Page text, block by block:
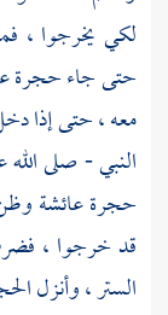
لكي يخرجوا ،
حتى جاء حجرة
معه ، حتى إذا
النبي - صلى
حجرةعائشة
قد خرجوا ،
الستر ، وأنزل